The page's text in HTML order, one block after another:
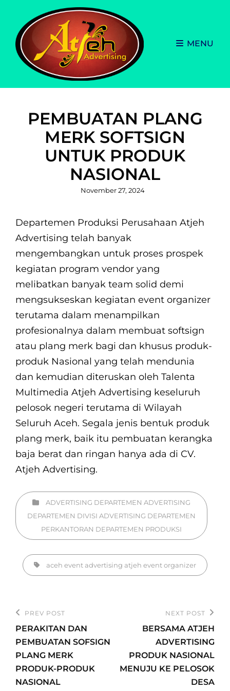
MENU
PEMBUATAN PLANG
MERK SOFTSIGN
UNTUK PRODUK
NASIONAL
Posted
November 27, 2024
Departemen Produksi Perusahaan Atjeh
Advertising telah banyak
mengembangkan untuk proses prospek
kegiatan program vendor yang
melibatkan banyak team solid demi
mengsukseskan kegiatan event organizer
terutama dalam menampilkan
profesionalnya dalam membuat softsign
atau plang merk bagi dan khusus produk-
produk Nasional yang telah mendunia
dan kemudian diteruskan oleh Talenta
Multimedia Atjeh Advertising keseluruh
pelosok negeri terutama di Wilayah
Seluruh Aceh. Segala jenis bentuk produk
plang merk, baik itu pembuatan kerangka
baja berat dan ringan hanya ada di CV.
Atjeh Advertising.
Categories
ADVERTISING DEPARTEMEN ADVERTISING
DEPARTEMEN DIVISI ADVERTISING DEPARTEMEN
PERKANTORAN DEPARTEMEN PRODUKSI
Tags,aceh event advertising atjeh event organizer
Post
navigation
Previous
Post
PREV POST
PERAKITAN DAN
PEMBUATAN SOFSIGN
PLANG MERK
PRODUK-PRODUK
NASIONAL
NEXT POST
BERSAMA ATJEH
ADVERTISING
PRODUK NASIONAL
MENUJU KE PELOSOK
DESA